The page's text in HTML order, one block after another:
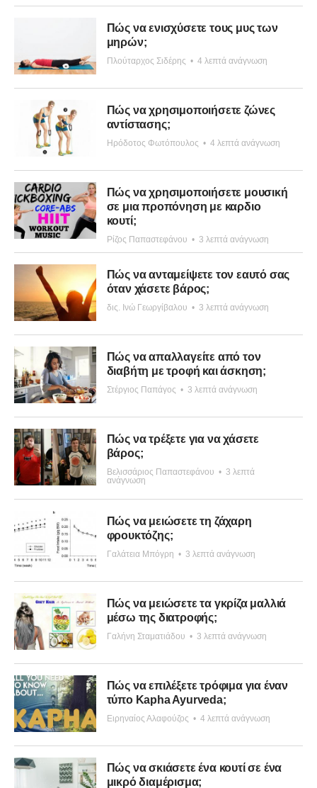
Πώς να ενισχύσετε τους μυς των
μηρών;
Πλούταρχος Σιδέρης • 4 λεπτά ανάγνωση
Πώς να χρησιμοποιήσετε ζώνες
αντίστασης;
Ηρόδοτος Φωτόπουλος • 4 λεπτά ανάγνωση
Πώς να χρησιμοποιήσετε μουσική
σε μια προπόνηση με καρδιο
κουτί;
Ρίζος Παπαστεφάνου • 3 λεπτά ανάγνωση
Πώς να ανταμείψετε τον εαυτό σας
όταν χάσετε βάρος;
δις. Ινώ Γεωργίβαλου • 3 λεπτά ανάγνωση
Πώς να απαλλαγείτε από τον
διαβήτη με τροφή και άσκηση;
Στέργιος Παπάγος • 3 λεπτά ανάγνωση
Πώς να τρέξετε για να χάσετε
βάρος;
Βελισσάριος Παπαστεφάνου • 3 λεπτά
ανάγνωση
Πώς να μειώσετε τη ζάχαρη
φρουκτόζης;
Γαλάτεια Μπόγρη • 3 λεπτά ανάγνωση
Πώς να μειώσετε τα γκρίζα μαλλιά
μέσω της διατροφής;
Γαλήνη Σταματιάδου • 3 λεπτά ανάγνωση
Πώς να επιλέξετε τρόφιμα για έναν
τύπο Kapha Ayurveda;
Ειρηναίος Αλαφούζος • 4 λεπτά ανάγνωση
Πώς να σκιάσετε ένα κουτί σε ένα
μικρό διαμέρισμα;